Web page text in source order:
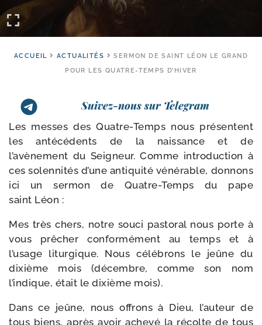
ACCUEIL ACTUALITÉS
SERMON DE SAINT LÉON LE GRAND
POUR LES QUATRE-TEMPS D’HIVER
Suivez-nous sur Telegram
Les messes des Quatre-​Temps nous pré­sentent
les anté­cé­dents de la nais­sance et de
l’avènement du Seigneur. Comme intro­duc­tion à
ces solen­ni­tés d’une anti­qui­té véné­rable, don­nons
ici un ser­mon de Quatre-​Temps du pape
saint Léon :
Mes très chers, notre sou­ci pas­to­ral nous porte à
vous prê­cher confor­mé­ment au temps et à
l’usage litur­gique. Nous célé­brons le jeûne du
dixième mois (décembre, comme son nom
l’indique, était le dixième mois).
Dans ce jeûne, nous offrons à Dieu, l’auteur de
tous biens, après avoir ache­vé la récolte de tous